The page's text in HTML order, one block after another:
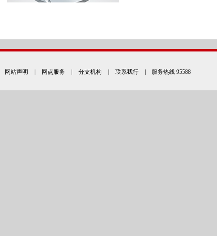
网站声明 网点服务 分支机构 联系我行 | 服务热线 95588